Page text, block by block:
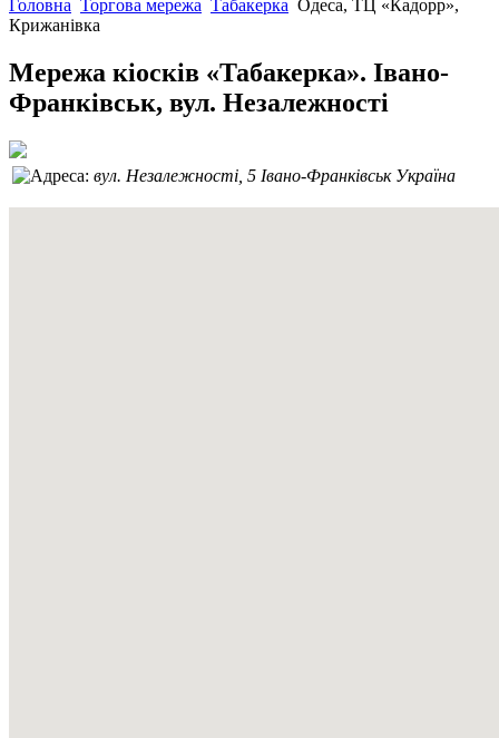
Головна Торгова мережа Табакерка Одеса, ТЦ «Кадорр»,
Крижанівка
Мережа кіосків «Табакерка». Івано-
Франківськ, вул. Незалежності
вул. Незалежності, 5 Івано-Франківськ Україна